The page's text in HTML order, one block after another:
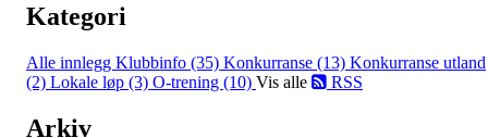
Kategori
Alle innlegg Klubbinfo (35) Konkurranse (13) Konkurranse utland
(2) Lokale løp (3) O-trening (10) Vis alle RSS
Arkiv